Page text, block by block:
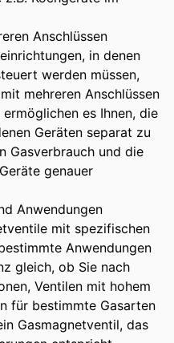
Anschlüssen
in denen
werden müssen,
mehreren Anschlüssen
es Ihnen, die
Geräten separat zu
Gasverbrauch und die
genauer
Anwendungen
mit spezifischen
Anwendungen
gleich, ob Sie nach
Ventilen mit hohem
für bestimmte Gasarten
Gasmagnetventil, das